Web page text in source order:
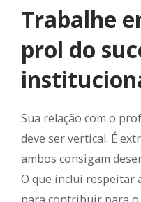
Trabalhe
prol do
Sua relação com o
deve ser vertical. É
ambos consigam
O que inclui respeitar
para contribuir para